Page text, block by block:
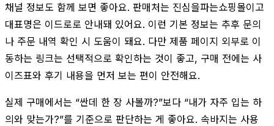
채널 정보도 함께 보면 좋아요. 판매처는 진심을파는쇼핑몰이고
대표명은 이드로로 안내돼 있어요. 이런 기본 정보는 추후 문의
나 주문 내역 확인 시 도움이 돼요. 다만 제품 페이지 외부로 이
동하는 링크는 선택적으로 확인하는 것이 좋고, 구매 전에는 사
이즈표와 후기 내용을 먼저 보는 편이 안전해요.
실제 구매에서는 “싼데 한 장 사볼까?”보다 “내가 자주 입는 하
의와 맞는가?”를 기준으로 판단하는 게 좋아요. 속바지는 사용